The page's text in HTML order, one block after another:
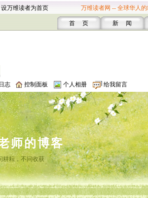
设万维读者为首页 万维读者网 -- 全球华人的
首 页 新 闻
志 控制面板 个人相册 给我留言
师的博客
耕耘，不问收获